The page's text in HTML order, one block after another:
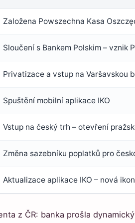
Založena Powszechna Kasa
Sloučení s Bankem Polskim – vznik
Privatizace a vstup na Varšavskou
Spuštění mobilní aplikace IKO
Vstup na český trh – otevření
Změna sazebníku poplatků pro
Aktualizace aplikace IKO – nová
z ČR: banka prošla